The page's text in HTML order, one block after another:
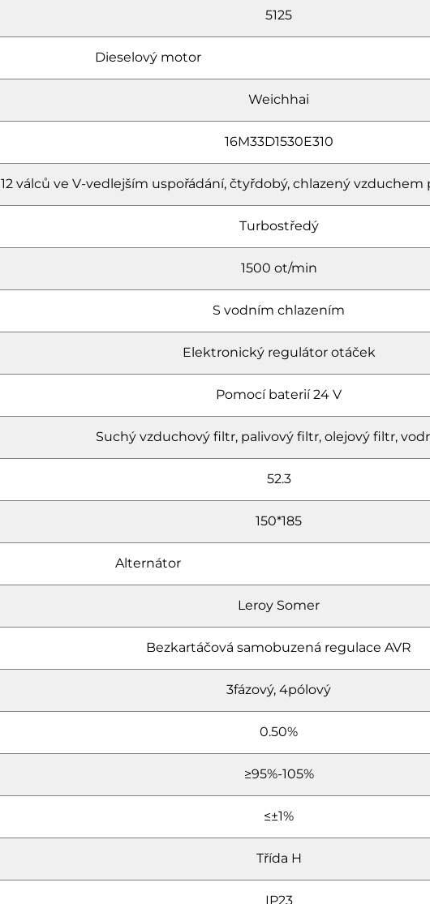
5125
Dieselový motor
Weichhai
16M33D1530E310
12 válců ve V-vedlejším uspořádání, čtyřdobý, chlazený
Turbostředý
1500 ot/min
S vodním chlazením
Elektronický regulátor otáček
Pomocí baterií 24 V
Suchý vzduchový filtr, palivový filtr, olejový filtr,
52.3
150*185
Alternátor
Leroy Somer
Bezkartáčová samobuzená regulace AVR
3fázový, 4pólový
0.50%
≥95%-105%
≤±1%
Třída H
IP23